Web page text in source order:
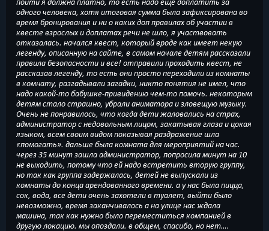
одного человека, хотя итоговая сумма была зафиксирована во
время бронирования и ни о каких доп правилах об участии в
квесте взрослых и доплатах речи не шло, я участвовать
отказалась. начался квест, который вроде как имеет некую
легенду, описанную на сайте, в самом начале детям рассказали
правила безопасности и все! отправили проходить квест, не
рассказав легенду, то есть они просто переходили из комнаты
в комнату, разгадывали загадки, никто понятия не имел, что
надо какой-то бабушке-привидению чем-то помочь. некоторым
детям стало страшно, убрали аниматора и зловещую музыку.
Очень не понравилось, что когда дети жаловались на страх,
администратор с недовольным лицом, закатывая глаза и цокая
языком, всем своим видом показывая раздражение шла
«помогать». дальше была комната для мероприятий на час.
через 35 минут зашла администратор, попросила минут на 10
не выходить, потому что ей надо встретить вторую группу,
но так как группа задержалась, детей не выпускали из
комнаты до конца арендованного времени. а у нас была пицца,
сок, вода, все дети очень захотели в туалет, выйти было
невозможно, время заканчивалось а на улице нас ждала
машина, так как нужно было переместиться компанией в
другую локацию. мы опоздали. в общем, спасибо, но нет….